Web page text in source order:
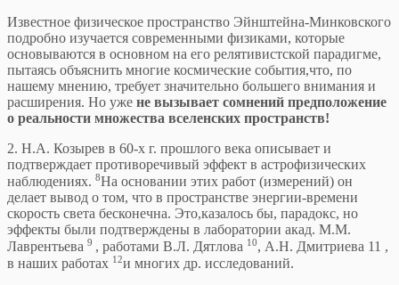
Известное физическое пространство Эйнштейна-Минковского
подробно изучается современными физиками, которые
основываются в основном на его релятивистской парадигме,
пытаясь объяснить многие космические события,что, по
нашему мнению, требует значительно большего внимания и
расширения. Но уже не вызывает сомнений предположение
о реальности множества вселенских пространств!
2. Н.А. Козырев в 60-х г. прошлого века описывает и
подтверждает противоречивый эффект в астрофизических
наблюдениях. 8На основании этих работ (измерений) он
делает вывод о том, что в пространстве энергии-времени
скорость света бесконечна. Это,казалось бы, парадокс, но
эффекты были подтверждены в лаборатории акад. М.М.
Лаврентьева 9 , работами В.Л. Дятлова 10, А.Н. Дмитриева 11 ,
в наших работах 12и многих др. исследований.